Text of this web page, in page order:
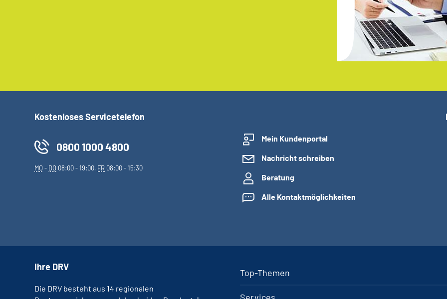
Kostenloses Servicetelefon
0800 1000 4800
MO- DO 08:00 - 19:00, FR 08:00 - 15:30
Mein Kundenportal
Nachricht schreiben
Beratung
Alle Kontaktmöglichkeiten
Top-Themen
Ihre DRV
Die DRV besteht aus 14 regionalen